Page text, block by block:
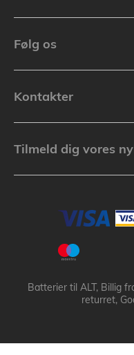
Følg os
Kontakter
Tilmeld dig vores
Batterier til ALT, Billig
returret,